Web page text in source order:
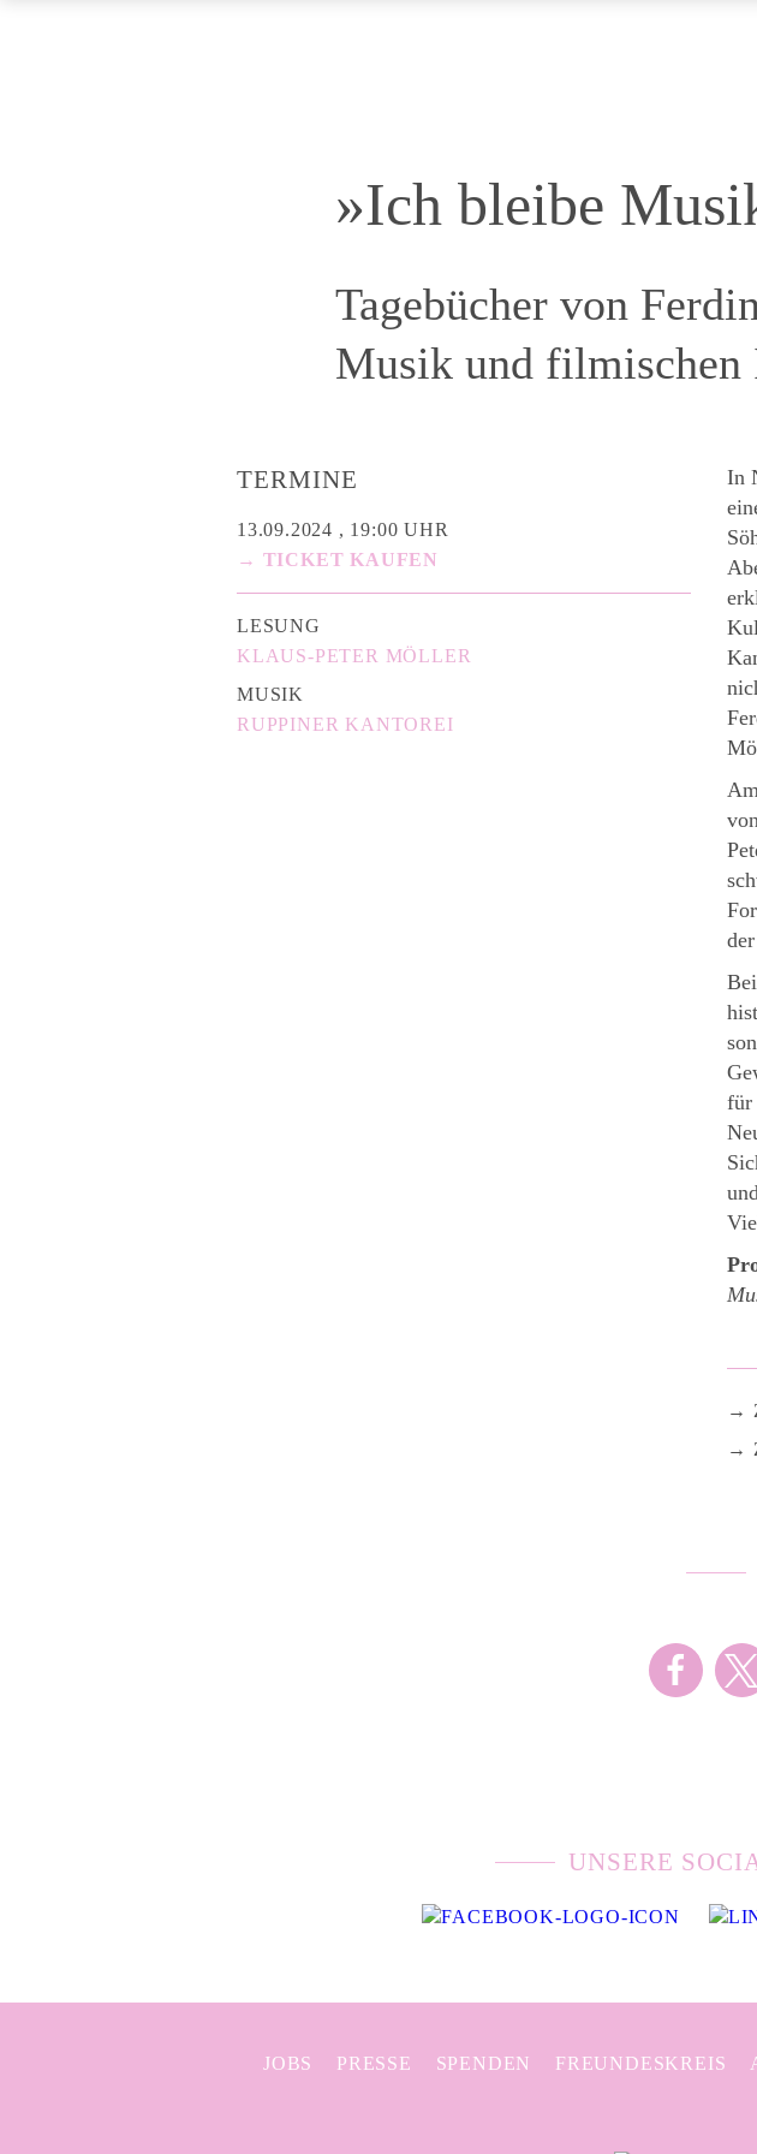
»Ich bleibe
Tagebücher von
Musik und filmischen
TERMINE
13.09.2024 , 19:00 UHR
→ TICKET KAUFEN
LESUNG
KLAUS-PETER MÖLLER
MUSIK
RUPPINER KANTOREI
In
für
UNSERE
JOBS PRESSE SPENDEN FREUNDESKREIS